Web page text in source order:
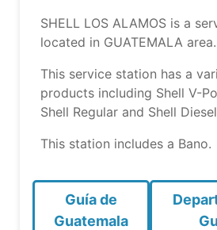
SHELL LOS ALAMOS is a
located in GUATEMALA area.
This service station has a
products including Shell V-
Shell Regular and Shell
This station includes a Bano.
Guía de
Guatemala